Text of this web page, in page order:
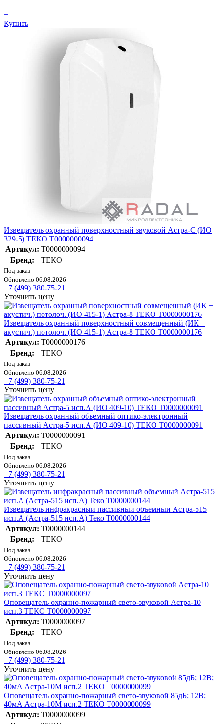
+
Купить
Извещатель охранный поверхностный звуковой Астра-С (ИО
329-5) ТЕКО Т0000000094
Артикул: Т0000000094
Бренд:
ТЕКО
Под заказ
Обновлено 06.08.2026
+7 (499) 380-75-21
Уточнить цену
Извещатель охранный поверхностный совмещенный (ИК +
акустич.) потолоч. (ИО 415-1) Астра-8 ТЕКО Т0000000176
Артикул: Т0000000176
Бренд:
ТЕКО
Под заказ
Обновлено 06.08.2026
+7 (499) 380-75-21
Уточнить цену
Извещатель охранный объемный оптико-электронный
пассивный Астра-5 исп.А (ИО 409-10) ТЕКО Т0000000091
Артикул: Т0000000091
Бренд:
ТЕКО
Под заказ
Обновлено 06.08.2026
+7 (499) 380-75-21
Уточнить цену
Извещатель инфракрасный пассивный объемный Астра-515
исп.А (Астра-515 исп.А) Теко Т0000000144
Артикул: Т0000000144
Бренд:
ТЕКО
Под заказ
Обновлено 06.08.2026
+7 (499) 380-75-21
Уточнить цену
Оповещатель охранно-пожарный свето-звуковой Астра-10
исп.3 ТЕКО Т0000000097
Артикул: Т0000000097
Бренд:
ТЕКО
Под заказ
Обновлено 06.08.2026
+7 (499) 380-75-21
Уточнить цену
Оповещатель охранно-пожарный свето-звуковой 85дБ; 12В;
40мА Астра-10М исп.2 ТЕКО Т0000000099
Артикул: Т0000000099